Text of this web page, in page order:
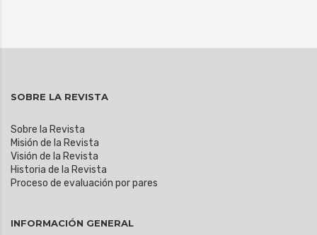
SOBRE LA REVISTA
Sobre la Revista
Misión de la Revista
Visión de la Revista
Historia de la Revista
Proceso de evaluación por pares
INFORMACIÓN GENERAL